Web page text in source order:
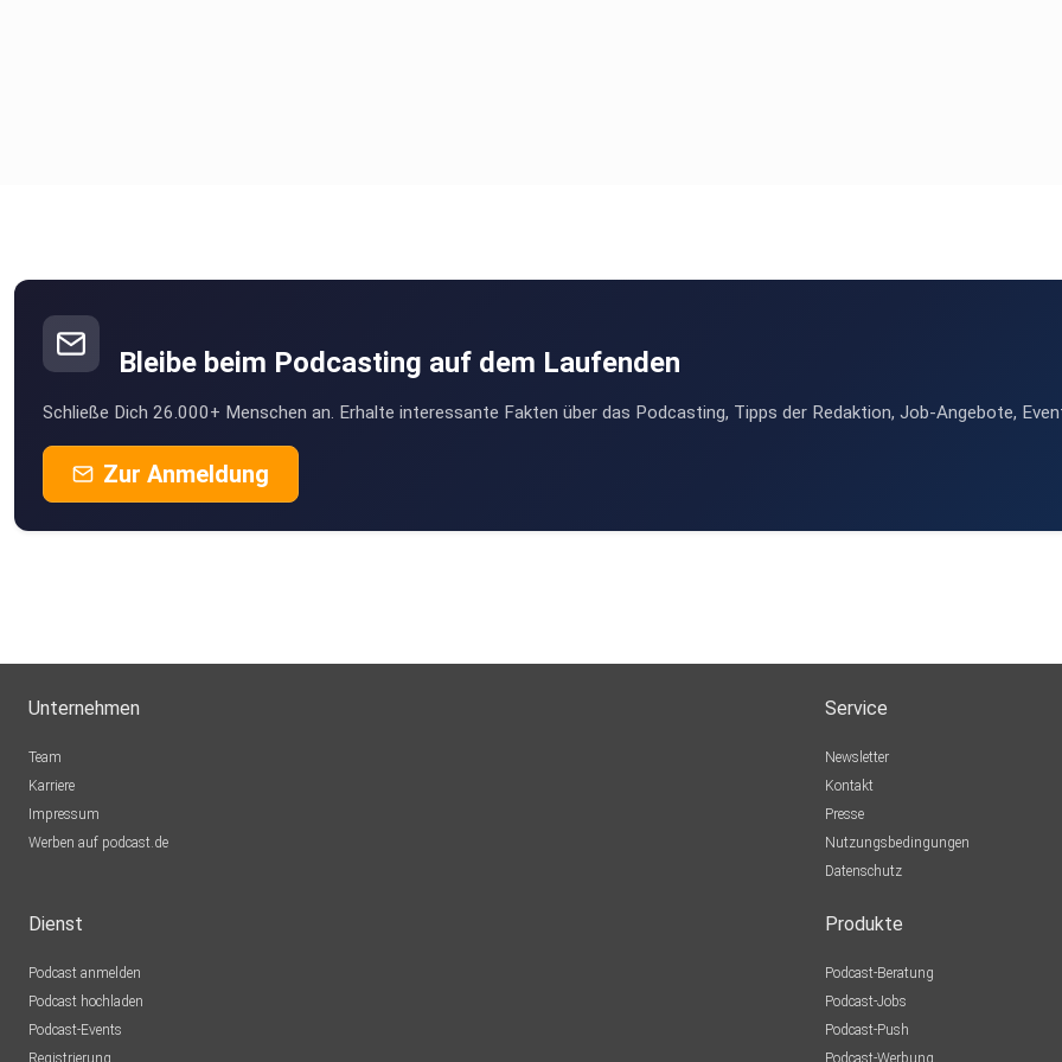
Bleibe beim Podcasting auf dem Laufenden
Schließe Dich 26.000+ Menschen an. Erhalte interessante Fakten über das Podcasting, Tipps der Redaktion, Job-Angebote,
Zur Anmeldung
Unternehmen
Team
Karriere
Impressum
Werben auf podcast.de
Service
Newsletter
Kontakt
Presse
Nutzungsbedingungen
Datenschutz
Dienst
Podcast anmelden
Podcast hochladen
Podcast-Events
Registrierung
Produkte
Podcast-Beratung
Podcast-Jobs
Podcast-Push
Podcast-Werbung